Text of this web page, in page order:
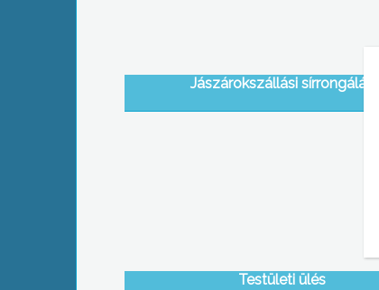
Jászárokszállási sírrongálás
Testületi ülés